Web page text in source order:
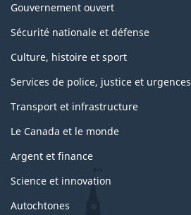
Gouvernement ouvert
Sécurité nationale et défense
Culture, histoire et sport
Services de police, justice et urgences
Transport et infrastructure
Le Canada et le monde
Argent et finance
Science et innovation
Autochtones